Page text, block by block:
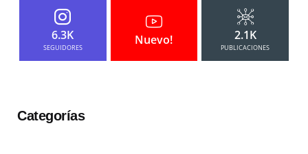
6.3K
SEGUIDORES
Nuevo! 2.1K
PUBLICACIONES
Categorías